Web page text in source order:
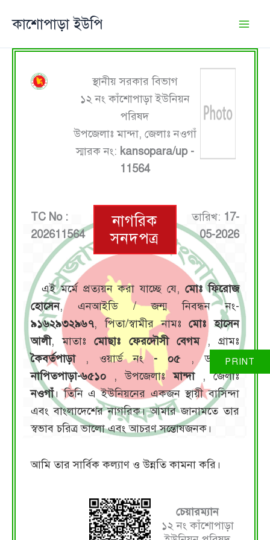
কাশোপাড়া ইউপি
স্থানীয় সরকার বিভাগ
১২ নং কাঁশোপাড়া ইউনিয়ন
পরিষদ
উপজেলাঃ মান্দা, জেলাঃ নওগাঁ
স্মারক নং: kansopara/up -
11564
TC No :
202611564
নাগরিক
সনদপত্র
তারিখ: 17-
05-2026
এই মর্মে প্রত্যয়ন করা যাচ্ছে যে,মোঃ ফিরোজ
হোসেন, এনআইডি / জন্ম নিবন্ধন নং-
৯১৬২৯৩২৯৬৭, পিতা/স্বামীর নামঃমোঃ হাসেন
আলী, মাতাঃমোছাঃ ফেরদৌসী বেগম, গ্রামঃ
কৈবর্তপাড়া , ওয়ার্ড নং- ০৫
, ডাকঘরঃ
নাপিতপাড়া-৬৫১০ , উপজেলাঃমান্দা , জেলাঃ
নওগাঁ। তিনি এ ইউনিয়নের একজন স্থায়ী বাসিন্দা
এবং বাংলাদেশের নাগরিক। আমার জানামতে তার
স্বভাব চরিত্র ভালো এবং আচরণ সন্তোষজনক।
আমি তার সার্বিক কল্যাণ ও উন্নতি কামনা করি।
চেয়ারম্যান
১২ নং কাঁশোপাড়া